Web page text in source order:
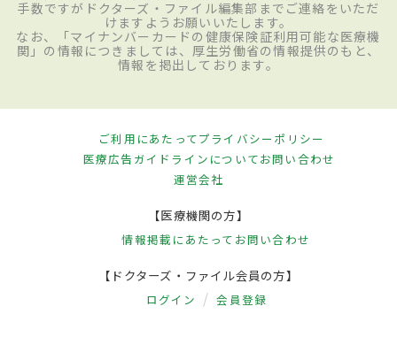
手数ですがドクターズ・ファイル編集部までご連絡をいただ
けますようお願いいたします。
なお、「マイナンバーカードの健康保険証利用可能な医療機
関」の情報につきましては、厚生労働省の情報提供のもと、
情報を掲出しております。
ご利用にあたってプライバシーポリシー
医療広告ガイドラインについてお問い合わせ
運営会社
【医療機関の方】
情報掲載にあたって お問い合わせ
【ドクターズ・ファイル会員の方】
ログイン 会員登録